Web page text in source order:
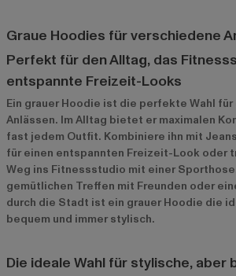
Graue Hoodies für verschiedene
Perfekt für den Alltag, das
entspannte Freizeit-Looks
Ein grauer Hoodie ist die perfekte Wahl für
Anlässen. Im Alltag bietet er maximalen
fast jedem Outfit. Kombiniere ihn mit
für einen entspannten Freizeit-Look oder
Weg ins Fitnessstudio mit einer
gemütlichen Treffen mit Freunden oder
durch die Stadt ist ein grauer Hoodie die
bequem und immer stylisch.
Die ideale Wahl für stylische, aber